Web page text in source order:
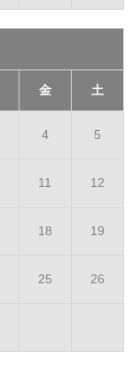
金 土
4 5
11 12
18 19
25 26